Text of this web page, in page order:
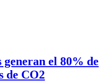
generan el 80% de
de CO2